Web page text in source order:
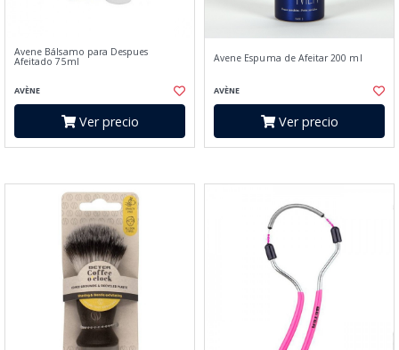
Avene Bálsamo para Despues
Afeitado 75ml
AVÈNE
Ver precio
Avene Espuma de Afeitar 200 ml
AVÈNE
Ver precio